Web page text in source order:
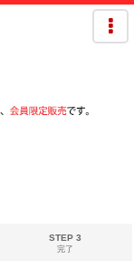
STEP 3
完了